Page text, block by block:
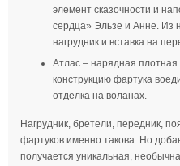
элемент сказочности и
сердца» Эльзе и Анне. Из
нагрудник и вставка на
Атлас – нарядная
конструкцию фартука
отделка на воланах.
Нагрудник, бретели, передник,
фартуков именно такова. Но
получается уникальная,